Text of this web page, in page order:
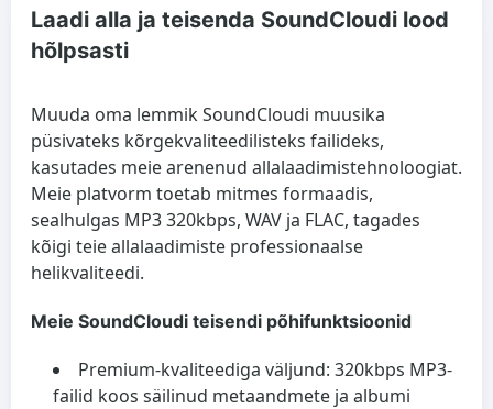
Laadi alla ja teisenda SoundCloudi lood
hõlpsasti
Muuda oma lemmik SoundCloudi muusika
püsivateks kõrgekvaliteedilisteks failideks,
kasutades meie arenenud allalaadimistehnoloogiat.
Meie platvorm toetab mitmes formaadis,
sealhulgas MP3 320kbps, WAV ja FLAC, tagades
kõigi teie allalaadimiste professionaalse
helikvaliteedi.
Meie SoundCloudi teisendi põhifunktsioonid
Premium-kvaliteediga väljund: 320kbps MP3-
failid koos säilinud metaandmete ja albumi